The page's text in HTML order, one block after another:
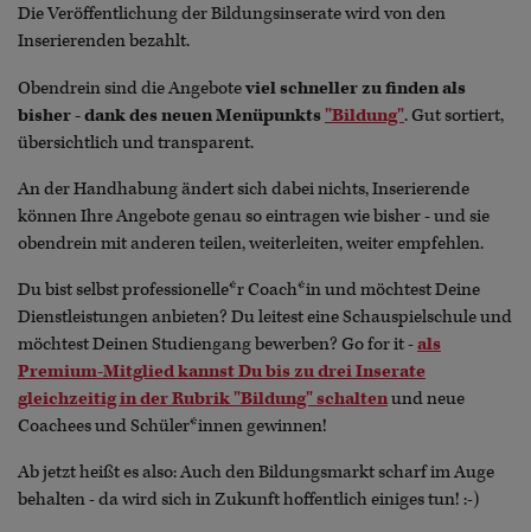
Die Veröffentlichung der Bildungsinserate wird von den
Inserierenden bezahlt.
Obendrein sind die Angeboteviel schneller zu finden als
bisher - dank des neuen Menüpunkts"Bildung". Gut sortiert,
übersichtlich und transparent.
An der Handhabung ändert sich dabei nichts, Inserierende
können Ihre Angebote genau so eintragen wie bisher - und sie
obendrein mit anderen teilen, weiterleiten, weiter empfehlen.
Du bist selbst professionelle*r Coach*in und möchtest Deine
Dienstleistungen anbieten? Du leitest eine Schauspielschule und
möchtest Deinen Studiengang bewerben? Go for it -als
Premium-Mitglied kannst Du bis zu drei Inserate
gleichzeitig in der Rubrik "Bildung" schaltenund neue
Coachees und Schüler*innen gewinnen!
Ab jetzt heißt es also: Auch den Bildungsmarkt scharf im Auge
behalten - da wird sich in Zukunft hoffentlich einiges tun! :-)